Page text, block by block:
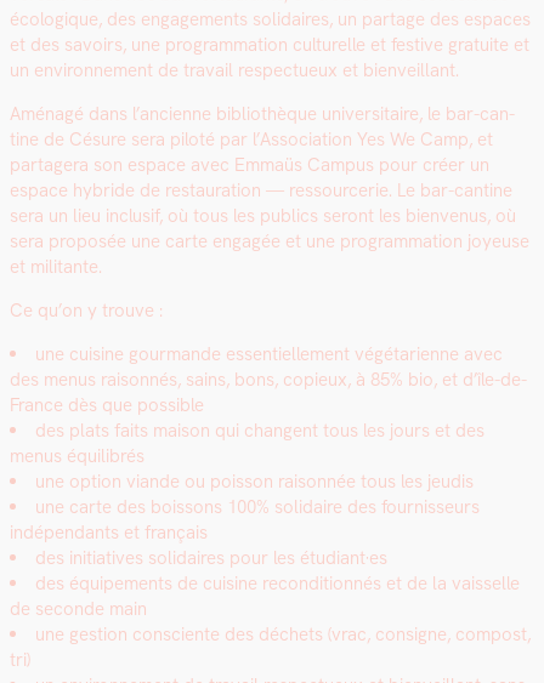
écologique, des engage­ments sol­idaires, un partage des espaces
et des savoirs, une pro­gram­ma­tion cul­turelle et fes­tive gra­tu­ite et
un envi­ron­nement de tra­vail respectueux et bien­veil­lant.
Amé­nagé dans l’ancienne bib­lio­thèque uni­ver­si­taire, le bar-can­
tine de Césure sera piloté par l’Association Yes We Camp, et
partagera son espace avec Emmaüs Cam­pus pour créer un
espace hybride de restau­ra­tion — ressourcerie. Le bar-can­tine
sera un lieu inclusif, où tous les publics seront les bien­venus, où
sera pro­posée une carte engagée et une pro­gram­ma­tion joyeuse
et mil­i­tante.
Ce qu’on y trou­ve :
une cui­sine gour­mande essen­tielle­ment végé­tari­enne avec
des menus raison­nés, sains, bons, copieux, à 85% bio, et d’île-de-
France dès que pos­si­ble
des plats faits mai­son qui changent tous les jours et des
menus équili­brés
une option viande ou pois­son raison­née tous les jeud­is
une carte des bois­sons 100% sol­idaire des four­nisseurs
indépen­dants et français
des ini­tia­tives sol­idaires pour les étudiant·es
des équipements de cui­sine recon­di­tion­nés et de la vais­selle
de sec­onde main
une ges­tion con­sciente des déchets (vrac, con­signe, com­post,
tri)